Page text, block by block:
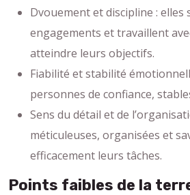
Dvouement et discipline : elles
engagements et travaillent
atteindre leurs objectifs.
Fiabilité et stabilité
personnes de confiance,
Sens du détail et de
méticuleuses, organisées et
efficacement leurs tâches.
Points faibles de la